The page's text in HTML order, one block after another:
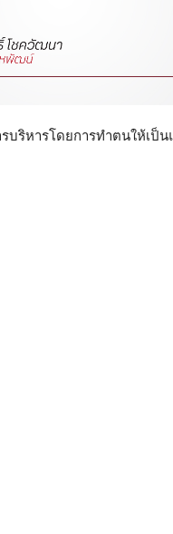
บริหารโดยการทําตนให้เป็